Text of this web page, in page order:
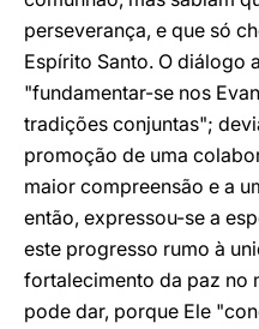
perseverança, e que só
Espírito Santo. O diálogo
"fundamentar-se nos
tradições conjuntas";
promoção de uma
maior compreensão e a
então, expressou-se a
este progresso rumo à
fortalecimento da paz no
pode dar, porque Ele